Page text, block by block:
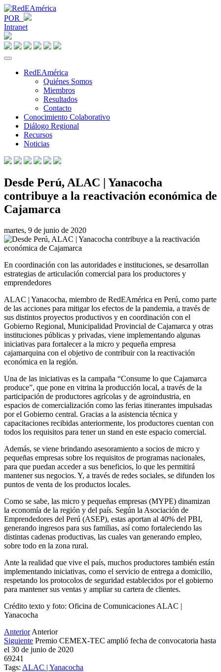
POR
Intranet
RedEAmérica
Quiénes Somos
Miembros
Resultados
Contacto
Conocimiento Colaborativo
Diálogo Regional
Recursos
Noticias
Desde Perú, ALAC | Yanacocha
contribuye a la reactivación económica de
Cajamarca
martes, 9 de junio de 2020
En coordinación con las autoridades e instituciones, se desarrollan
estrategias de articulación comercial para los productores y
emprendedores
ALAC | Yanacocha, miembro de RedEAmérica en Perú, como parte
de las acciones para mitigar los efectos de la pandemia, a través de
sus distintos proyectos productivos y en coordinación con el
Gobierno Regional, Municipalidad Provincial de Cajamarca y otras
instituciones públicas y privadas, viene implementando algunas
iniciativas para fortalecer a la micro y pequeña empresa
cajamarquina con el objetivo de contribuir con la reactivación
económica en la región.
Una de las iniciativas es la campaña “Consume lo que Cajamarca
produce”, que pone en vitrina la producción local, a través de la
participación de productores agrícolas y de agroindustria, en
espacios de comercialización como las ferias itinerantes impulsadas
por el Gobierno central. Gracias a la asistencia técnica y
capacitaciones recibidas anteriormente, los productores cuentan con
todos los requisitos para tener un stand en este espacio comercial.
Además, se viene brindando asesoramiento a socios de micro y
pequeñas empresas sobre los requisitos de programas nacionales,
para que puedan acceder a sus beneficios, lo que les permitirá
mantener sus negocios. Y, a través de redes sociales, se difunden los
puntos de venta de los productos locales.
Como se sabe, las micro y pequeñas empresas (MYPE) dinamizan
la economía de la región y del país. Según la Asociación de
Emprendedores del Perú (ASEP), estas aportan al 40% del PBI,
generando ingresos para sus familias, así como fortaleciendo las
distintas cadenas productivas, las cuales van generando empleo,
sobre todo en la zona rural.
Ante la realidad que vive el país, muchos productores también están
implementando iniciativas, como el servicio de entrega a domicilio,
respetando los protocolos de seguridad establecidos por el gobierno
para mantener sus ventas y ampliar su cartera de clientes.
Crédito texto y foto: Oficina de Comunicaciones ALAC |
Yanacocha
Anterior Anterior
Siguiente Premio CEMEX-TEC amplió fecha de convocatoria hasta
el 30 de junio de 2020
69241
Tags: ALAC | Yanacocha